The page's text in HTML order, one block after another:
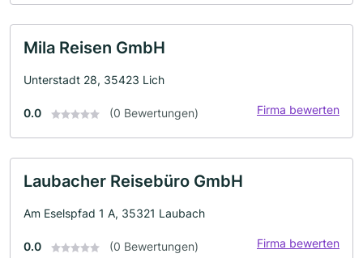
Mila Reisen GmbH
Unterstadt 28, 35423 Lich
0.0 (0 Bewertungen) Firma bewerten
Laubacher Reisebüro GmbH
Am Eselspfad 1 A, 35321 Laubach
0.0 (0 Bewertungen) Firma bewerten